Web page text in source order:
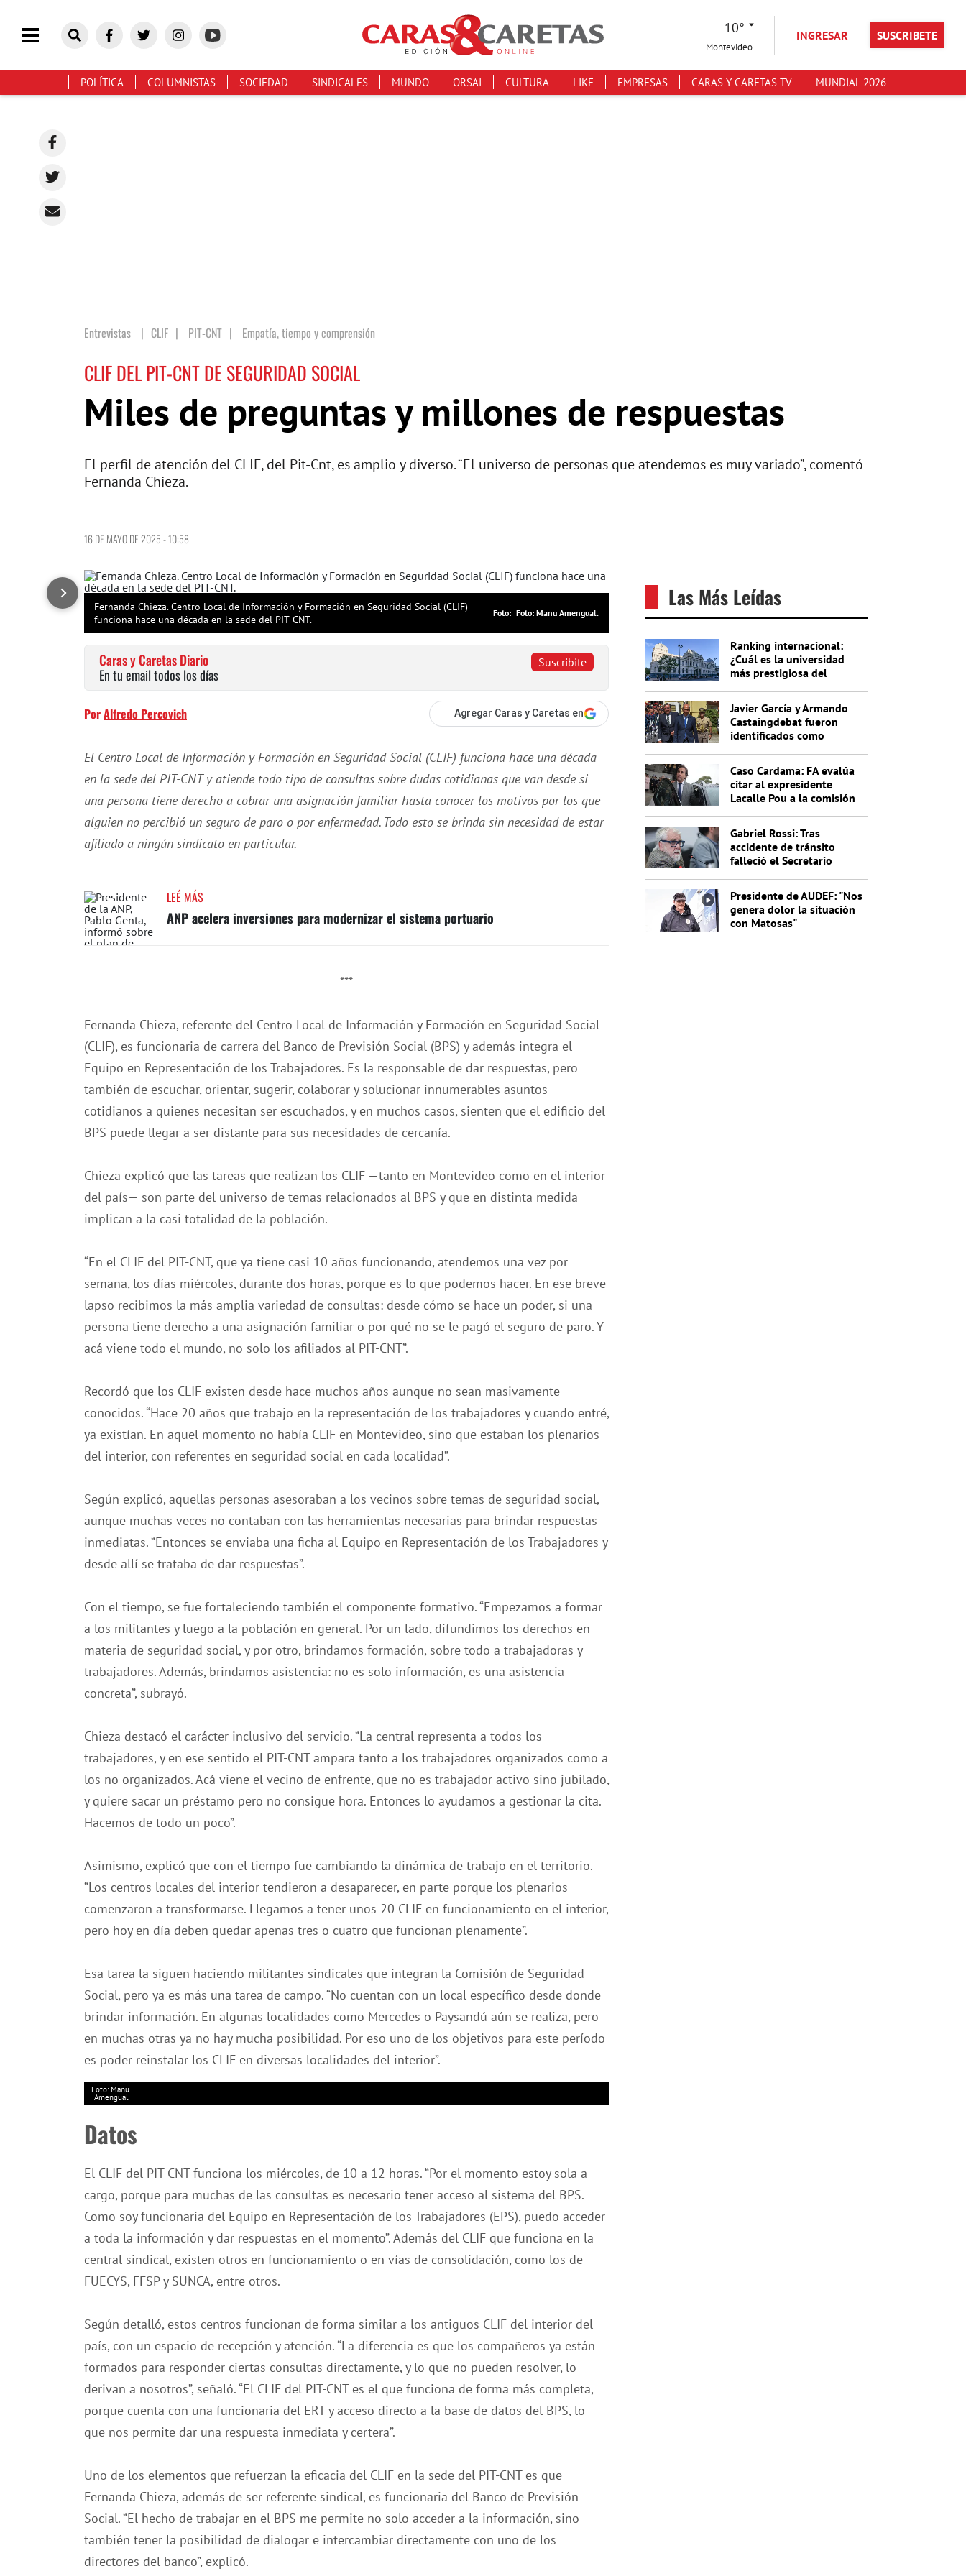
10°
Montevideo
INGRESAR SUSCRIBETE
POLÍTICA COLUMNISTAS SOCIEDAD SINDICALES MUNDO ORSAI CULTURA LIKE EMPRESAS CARAS Y CARETAS TV MUNDIAL 2026
Entrevistas CLIF | PIT-CNT | Empatía, tiempo y comprensión
CLIF DEL PIT-CNT DE SEGURIDAD SOCIAL
Miles de preguntas y millones de respuestas
El perfil de atención del CLIF, del Pit-Cnt, es amplio y diverso. “El universo de personas que atendemos es muy variado”, comentó
Fernanda Chieza.
16 DE MAYO DE 2025 - 10:58
Fernanda Chieza. Centro Local de Información y Formación en Seguridad Social (CLIF)
funciona hace una década en la sede del PIT-CNT.
Foto: Manu Amengual.
Suscribite
Caras y Caretas Diario
En tu email todos los días
PorAlfredo Percovich Agregar Caras y Caretas en
El Centro Local de Información y Formación en Seguridad Social (CLIF) funciona hace una década
en la sede del PIT-CNT y atiende todo tipo de consultas sobre dudas cotidianas que van desde si
una persona tiene derecho a cobrar una asignación familiar hasta conocer los motivos por los que
alguien no percibió un seguro de paro o por enfermedad. Todo esto se brinda sin necesidad de estar
afiliado a ningún sindicato en particular.
LEÉ MÁS
ANP acelera inversiones para modernizar el sistema portuario
***
Fernanda Chieza, referente del Centro Local de Información y Formación en Seguridad Social
(CLIF), es funcionaria de carrera del Banco de Previsión Social (BPS) y además integra el
Equipo en Representación de los Trabajadores. Es la responsable de dar respuestas, pero
también de escuchar, orientar, sugerir, colaborar y solucionar innumerables asuntos
cotidianos a quienes necesitan ser escuchados, y en muchos casos, sienten que el edificio del
BPS puede llegar a ser distante para sus necesidades de cercanía.
Chieza explicó que las tareas que realizan los CLIF —tanto en Montevideo como en el interior
del país— son parte del universo de temas relacionados al BPS y que en distinta medida
implican a la casi totalidad de la población.
“En el CLIF del PIT-CNT, que ya tiene casi 10 años funcionando, atendemos una vez por
semana, los días miércoles, durante dos horas, porque es lo que podemos hacer. En ese breve
lapso recibimos la más amplia variedad de consultas: desde cómo se hace un poder, si una
persona tiene derecho a una asignación familiar o por qué no se le pagó el seguro de paro. Y
acá viene todo el mundo, no solo los afiliados al PIT-CNT”.
Recordó que los CLIF existen desde hace muchos años aunque no sean masivamente
conocidos. “Hace 20 años que trabajo en la representación de los trabajadores y cuando entré,
ya existían. En aquel momento no había CLIF en Montevideo, sino que estaban los plenarios
del interior, con referentes en seguridad social en cada localidad”.
Según explicó, aquellas personas asesoraban a los vecinos sobre temas de seguridad social,
aunque muchas veces no contaban con las herramientas necesarias para brindar respuestas
inmediatas. “Entonces se enviaba una ficha al Equipo en Representación de los Trabajadores y
desde allí se trataba de dar respuestas”.
Con el tiempo, se fue fortaleciendo también el componente formativo. “Empezamos a formar
a los militantes y luego a la población en general. Por un lado, difundimos los derechos en
materia de seguridad social, y por otro, brindamos formación, sobre todo a trabajadoras y
trabajadores. Además, brindamos asistencia: no es solo información, es una asistencia
concreta”, subrayó.
Chieza destacó el carácter inclusivo del servicio. “La central representa a todos los
trabajadores, y en ese sentido el PIT-CNT ampara tanto a los trabajadores organizados como a
los no organizados. Acá viene el vecino de enfrente, que no es trabajador activo sino jubilado,
y quiere sacar un préstamo pero no consigue hora. Entonces lo ayudamos a gestionar la cita.
Hacemos de todo un poco”.
Asimismo, explicó que con el tiempo fue cambiando la dinámica de trabajo en el territorio.
“Los centros locales del interior tendieron a desaparecer, en parte porque los plenarios
comenzaron a transformarse. Llegamos a tener unos 20 CLIF en funcionamiento en el interior,
pero hoy en día deben quedar apenas tres o cuatro que funcionan plenamente”.
Esa tarea la siguen haciendo militantes sindicales que integran la Comisión de Seguridad
Social, pero ya es más una tarea de campo. “No cuentan con un local específico desde donde
brindar información. En algunas localidades como Mercedes o Paysandú aún se realiza, pero
en muchas otras ya no hay mucha posibilidad. Por eso uno de los objetivos para este período
es poder reinstalar los CLIF en diversas localidades del interior”.
Foto: Manu
Amengual.
Datos
El CLIF del PIT-CNT funciona los miércoles, de 10 a 12 horas. “Por el momento estoy sola a
cargo, porque para muchas de las consultas es necesario tener acceso al sistema del BPS.
Como soy funcionaria del Equipo en Representación de los Trabajadores (EPS), puedo acceder
a toda la información y dar respuestas en el momento”. Además del CLIF que funciona en la
central sindical, existen otros en funcionamiento o en vías de consolidación, como los de
FUECYS, FFSP y SUNCA, entre otros.
Según detalló, estos centros funcionan de forma similar a los antiguos CLIF del interior del
país, con un espacio de recepción y atención. “La diferencia es que los compañeros ya están
formados para responder ciertas consultas directamente, y lo que no pueden resolver, lo
derivan a nosotros”, señaló. “El CLIF del PIT-CNT es el que funciona de forma más completa,
porque cuenta con una funcionaria del ERT y acceso directo a la base de datos del BPS, lo
que nos permite dar una respuesta inmediata y certera”.
Uno de los elementos que refuerzan la eficacia del CLIF en la sede del PIT-CNT es que
Fernanda Chieza, además de ser referente sindical, es funcionaria del Banco de Previsión
Social. “El hecho de trabajar en el BPS me permite no solo acceder a la información, sino
también tener la posibilidad de dialogar e intercambiar directamente con uno de los
directores del banco”, explicó.
Las Más Leídas
Ranking internacional:
¿Cuál es la universidad
más prestigiosa del
Javier García y Armando
Castaingdebat fueron
identificados como
Caso Cardama: FA evalúa
citar al expresidente
Lacalle Pou a la comisión
Gabriel Rossi: Tras
accidente de tránsito
falleció el Secretario
Presidente de AUDEF: "Nos
genera dolor la situación
con Matosas"